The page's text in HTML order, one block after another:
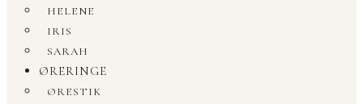
HELENE
IRIS
SARAH
ØRERINGE
ØRESTIK